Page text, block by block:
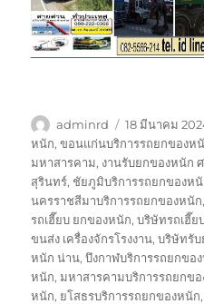
ผู้
เขียน
adminrd
เขียน
เมื่อ
18 มีนาคม
หนัก,ขอนแก่นบริการรถยกของห
มหาสารคาม, งานรับยกของหนัก
สุรินทร์, ชัยภูมิบริการรถยกของห
นครราชสีมาบริการรถยกของหนัก
รถเฮี๊ยบ ยกของหนัก,บริษัทรถเฮี๊ย
ขนส่ง เครื่องจักรโรงงาน,บริษัทรับ
หนัก น่าน,บึงกาฬบริการรถยกขอ
หนัก,มหาสารคามบริการรถยกข
หนัก, ยโสธรบริการรถยกของหนัก